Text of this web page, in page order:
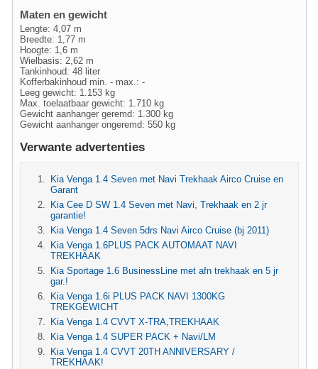
Maten en gewicht
Lengte: 4,07 m
Breedte: 1,77 m
Hoogte: 1,6 m
Wielbasis: 2,62 m
Tankinhoud: 48 liter
Kofferbakinhoud min. - max.: -
Leeg gewicht: 1.153 kg
Max. toelaatbaar gewicht: 1.710 kg
Gewicht aanhanger geremd: 1.300 kg
Gewicht aanhanger ongeremd: 550 kg
Verwante advertenties
Kia Venga 1.4 Seven met Navi Trekhaak Airco Cruise en
Garant
Kia Cee D SW 1.4 Seven met Navi, Trekhaak en 2 jr
garantie!
Kia Venga 1.4 Seven 5drs Navi Airco Cruise (bj 2011)
Kia Venga 1.6PLUS PACK AUTOMAAT NAVI
TREKHAAK
Kia Sportage 1.6 BusinessLine met afn trekhaak en 5 jr
gar.!
Kia Venga 1.6i PLUS PACK NAVI 1300KG
TREKGEWICHT
Kia Venga 1.4 CVVT X-TRA,TREKHAAK
Kia Venga 1.4 SUPER PACK + Navi/LM
Kia Venga 1.4 CVVT 20TH ANNIVERSARY /
TREKHAAK!